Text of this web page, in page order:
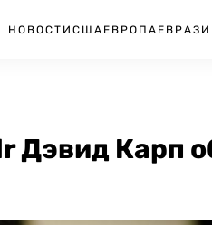
НОВОСТИ США ЕВРОПА
Дэвид Карп